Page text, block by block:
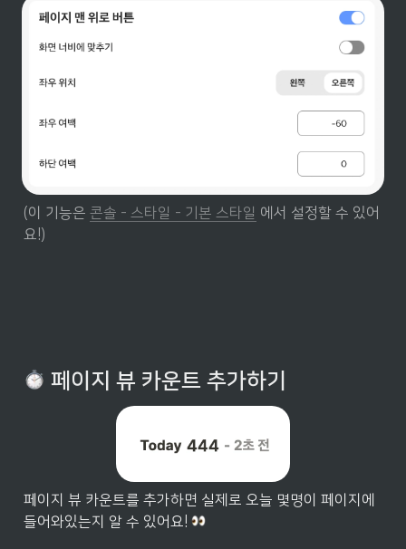
(이 기능은 콘솔 - 스타일 - 기본 스타일 에서 설정할 수 있어
요!)
페이지 뷰 카운트 추가하기
페이지 뷰 카운트를 추가하면 실제로 오늘 몇명이 페이지에
들어와있는지 알 수 있어요!